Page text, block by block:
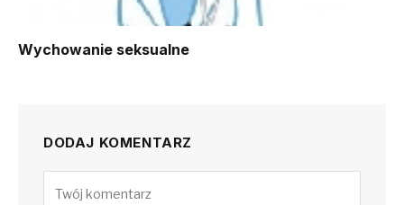
Wychowanie seksualne
DODAJ KOMENTARZ